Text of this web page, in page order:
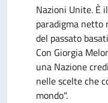
Nazioni Unite. È
paradigma
del passato
Con Giorgia
una Nazione
nelle scelte che
mondo".